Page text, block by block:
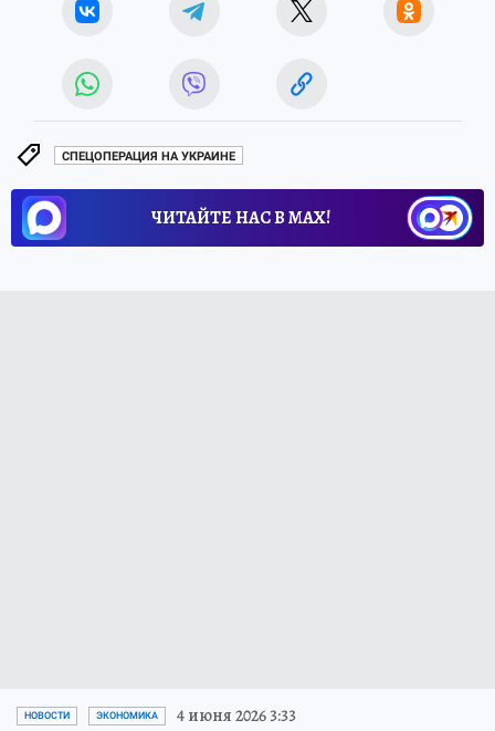
СПЕЦОПЕРАЦИЯ НА УКРАИНЕ
ЧИТАЙТЕ НАС В МАХ!
НОВОСТИ ЭКОНОМИКА 4 июня 2026 3:33